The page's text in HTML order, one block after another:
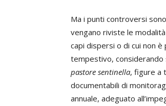
Ma i punti controversi
vengano riviste le
capi dispersi o di cui non
tempestivo, considerando
pastore sentinella, figure a
documentabili di
annuale, adeguato